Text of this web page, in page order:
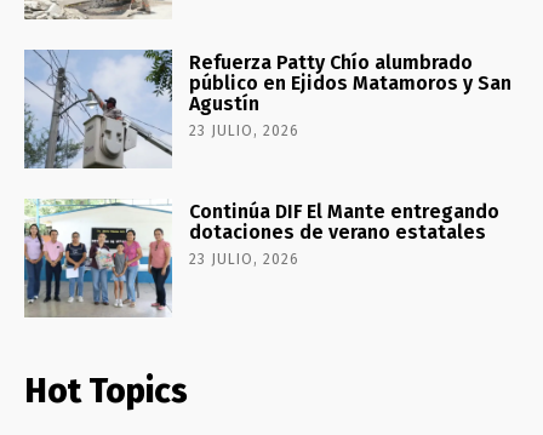
Refuerza Patty Chío alumbrado
público en Ejidos Matamoros y San
Agustín
23 JULIO, 2026
Continúa DIF El Mante entregando
dotaciones de verano estatales
23 JULIO, 2026
Hot Topics